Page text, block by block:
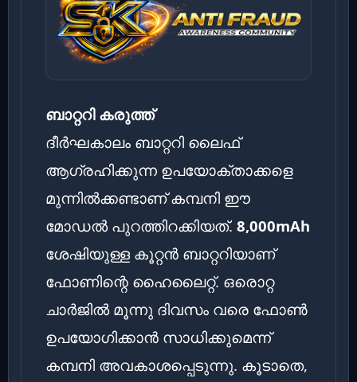
ബാറ്ററി കരുത്ത്
ദീർഘകാലം ബാറ്ററി ലൈഫ്
ആഗ്രഹിക്കുന്ന ഉപയോക്താക്കളെ
മുന്നിൽക്കണ്ടാണ് കമ്പനി ഈ
മോഡൽ പുറത്തിറക്കിയത്. 8,000mAh
ശേഷിയുള്ള കൂറ്റൻ ബാറ്ററിയാണ്
ഫോണിന്റെ ഹൈലൈറ്റ്. ഒരൊറ്റ
ചാർജിൽ മൂന്നു ദിവസം വരെ ഫോൺ
ഉപയോഗിക്കാൻ സാധിക്കുമെന്ന്
കമ്പനി അവകാശപ്പെടുന്നു. കൂടാതെ,